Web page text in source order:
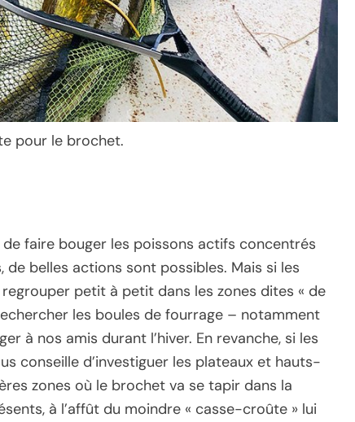
pour le brochet.
faire bouger les poissons actifs concentrés
belles actions sont possibles. Mais si les
petit à petit dans les zones dites « de
les boules de fourrage – notamment
à nos amis durant l’hiver. En revanche, si les
conseille d’investiguer les plateaux et hauts-
zones où le brochet va se tapir dans la
à l’affût du moindre « casse-croûte » lui